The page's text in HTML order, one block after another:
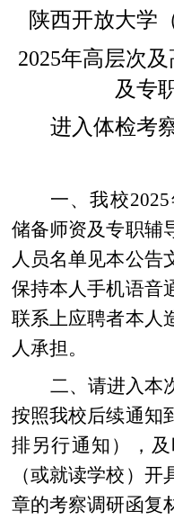
陕西开放大学
2025年高层次
及专
进入体检考
一、我校2025
储备师资及专职辅
人员名单见本公告
保持本人手机语音
联系上应聘者本人
人承担。
二、请进入本
按照我校后续通知
排另行通知），
（或就读学校）
章的考察调研函复